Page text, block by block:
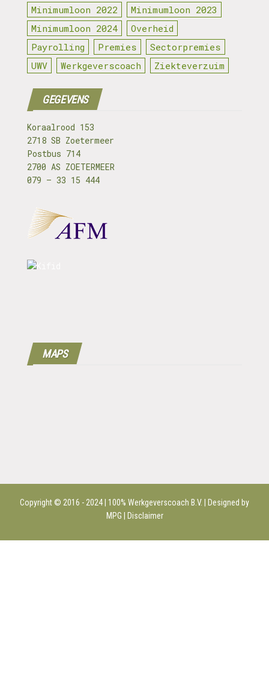
Minimumloon 2022
Minimumloon 2023
Minimumloon 2024
Overheid
Payrolling
Premies
Sectorpremies
UWV
Werkgeverscoach Ziekteverzuim
GEGEVENS
Koraalrood 153
2718 SB Zoetermeer
Postbus 714
2700 AS ZOETERMEER
079 – 33 15 444
MAPS
Copyright © 2016 - 2024 | 100% Werkgeverscoach B.V. | Designed by
MPG |
Disclaimer